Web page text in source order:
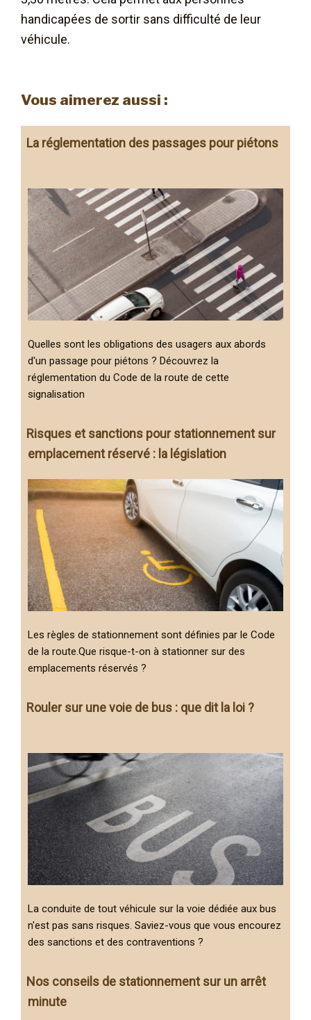
handicapées de sortir sans difficulté de leur
véhicule.
Vous aimerez aussi :
La réglementation des passages pour piétons
Quelles sont les obligations des usagers aux abords
d'un passage pour piétons ? Découvrez la
réglementation du Code de la route de cette
signalisation
Risques et sanctions pour stationnement sur
emplacement réservé : la législation
Les règles de stationnement sont définies par le Code
de la route.Que risque-t-on à stationner sur des
emplacements réservés ?
Rouler sur une voie de bus : que dit la loi ?
La conduite de tout véhicule sur la voie dédiée aux bus
n'est pas sans risques. Saviez-vous que vous encourez
des sanctions et des contraventions ?
Nos conseils de stationnement sur un arrêt
minute